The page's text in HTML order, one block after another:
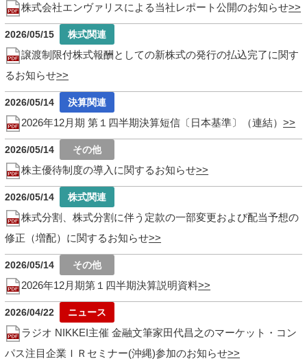
株式会社エンヴァリスによる当社レポート公開のお知らせ
2026/05/15
譲渡制限付株式報酬としての新株式の発行の払込完了に関す
るお知らせ
2026/05/14
2026年12月期 第１四半期決算短信〔日本基準〕（連結）
2026/05/14
株主優待制度の導入に関するお知らせ
2026/05/14
株式分割、株式分割に伴う定款の一部変更および配当予想の
修正（増配）に関するお知らせ
2026/05/14
2026年12月期第１四半期決算説明資料
2026/04/22
ラジオ NIKKEI主催 金融文筆家田代昌之のマーケット・コン
パス注目企業ＩＲセミナー(沖縄)参加のお知らせ